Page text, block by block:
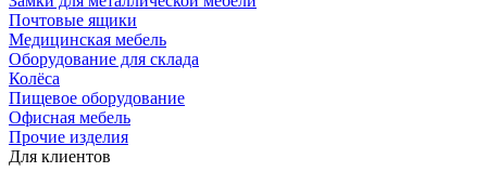
Почтовые ящики
Медицинская мебель
Оборудование для склада
Колёса
Пищевое оборудование
Офисная мебель
Прочие изделия
Для клиентов